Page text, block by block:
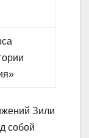
Зили
собой